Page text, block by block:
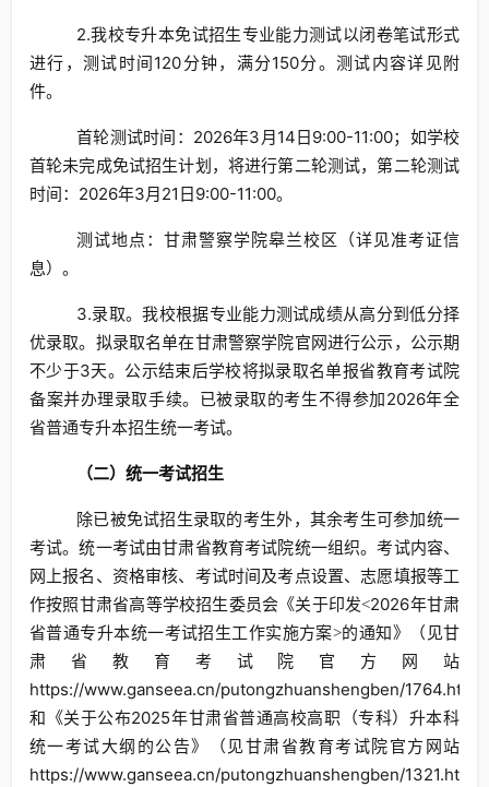
2.我校专升本免试招生专业能力测试以闭卷笔试形式
进行，测试时间120分钟，满分150分。测试内容详见附
件。
首轮测试时间：2026年3月14日9:00-11:00；如学校
首轮未完成免试招生计划，将进行第二轮测试，第二轮测试
时间：2026年3月21日9:00-11:00。
测试地点：甘肃警察学院皋兰校区（详见准考证信
息）。
3.录取。我校根据专业能力测试成绩从高分到低分择
优录取。拟录取名单在甘肃警察学院官网进行公示，公示期
不少于3天。公示结束后学校将拟录取名单报省教育考试院
备案并办理录取手续。已被录取的考生不得参加2026年全
省普通专升本招生统一考试。
（二）统一考试招生
除已被免试招生录取的考生外，其余考生可参加统一
考试。统一考试由甘肃省教育考试院统一组织。考试内容、
网上报名、资格审核、考试时间及考点设置、志愿填报等工
作按照甘肃省高等学校招生委员会《关于印发<2026年甘肃
省普通专升本统一考试招生工作实施方案>的通知》（见甘
肃省教育考试院官方网站
https://www.ganseea.cn/putongzhuanshengben/1764.html
和《关于公布2025年甘肃省普通高校高职（专科）升本科
统一考试大纲的公告》（见甘肃省教育考试院官方网站
https://www.ganseea.cn/putongzhuanshengben/1321.html